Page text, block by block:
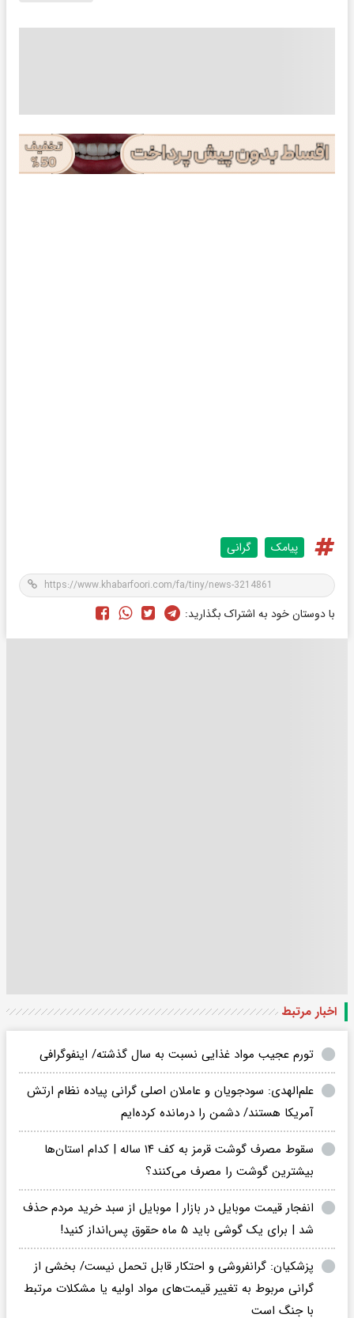
پیامک گرانی
با دوستان خود به اشتراک بگذارید:
اخبار مرتبط
تورم عجیب مواد غذایی نسبت به سال گذشته/ اینفوگرافی
علم‌الهدی: سودجویان و عاملان اصلی گرانی پیاده نظام ارتش
آمریکا هستند/ دشمن را درمانده کرده‌ایم
سقوط مصرف گوشت قرمز به کف ۱۴ ساله | کدام استان‌ها
بیشترین گوشت را مصرف می‌کنند؟
انفجار قیمت موبایل در بازار | موبایل از سبد خرید مردم حذف
شد | برای یک گوشی باید ۵ ماه حقوق پس‌انداز کنید!
پزشکیان: گرانفروشی و احتکار قابل تحمل نیست/ بخشی از
گرانی مربوط به تغییر قیمت‌های مواد اولیه یا مشکلات مرتبط
با جنگ است